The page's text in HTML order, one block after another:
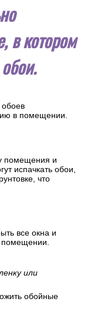
в котором
обоев
в помещении.
помещения и
испачкать обои,
что
все окна и
помещении.
или
обойные